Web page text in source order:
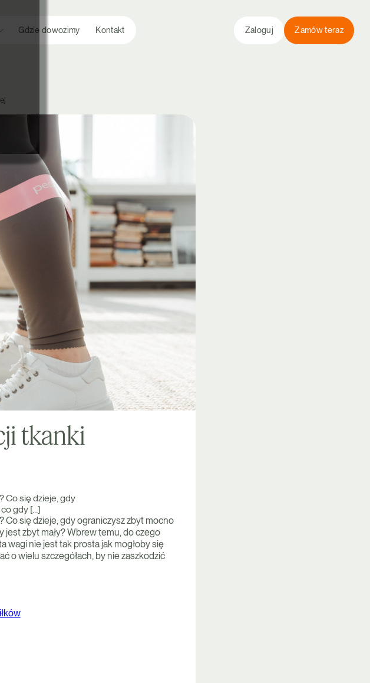
Gdzie dowozimy Kontakt Zaloguj Zamów teraz
tkanki
Co się dzieje, gdy
gdy […]
Co się dzieje, gdy ograniczysz zbyt mocno
zbyt mały? Wbrew temu, do czego
wagi nie jest tak prosta jak mogłoby się
o wielu szczegółach, by nie zaszkodzić